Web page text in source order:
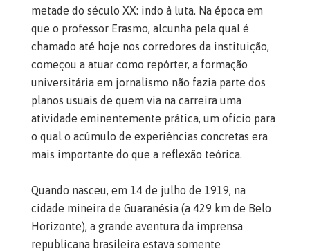
metade do século XX: indo à luta. Na época em
que o professor Erasmo, alcunha pela qual é
chamado até hoje nos corredores da instituição,
começou a atuar como repórter, a formação
universitária em jornalismo não fazia parte dos
planos usuais de quem via na carreira uma
atividade eminentemente prática, um ofício para
o qual o acúmulo de experiências concretas era
mais importante do que a reflexão teórica.
Quando nasceu, em 14 de julho de 1919, na
cidade mineira de Guaranésia (a 429 km de Belo
Horizonte), a grande aventura da imprensa
republicana brasileira estava somente